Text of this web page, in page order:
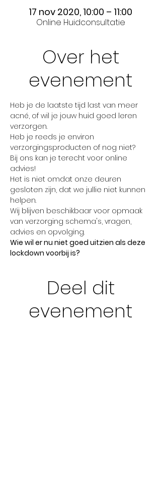
17 nov 2020, 10:00 – 11:00
Online Huidconsultatie
Over het
evenement
Heb je de laatste tijd last van meer
acné, of wil je jouw huid goed leren
verzorgen.
Heb je reeds je environ
verzorgingsproducten of nog niet?
Bij ons kan je terecht voor online
advies!
Het is niet omdat onze deuren
gesloten zijn, dat we jullie niet kunnen
helpen.
Wij blijven beschikbaar voor opmaak
van verzorging schema's, vragen,
advies en opvolging.
Wie wil er nu niet goed uitzien als deze
lockdown voorbij is?
Deel dit
evenement